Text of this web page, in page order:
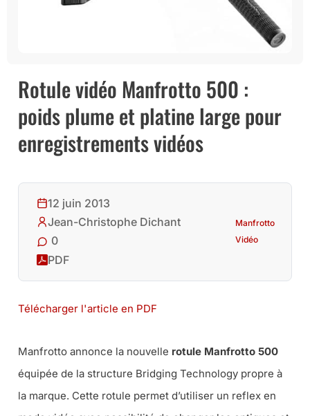
Rotule vidéo Manfrotto 500 :
poids plume et platine large pour
enregistrements vidéos
12 juin 2013
Jean-Christophe Dichant
0
PDF
Manfrotto
Vidéo
Télécharger l'article en PDF
Manfrotto annonce la nouvelle rotule Manfrotto 500
équipée de la structure Bridging Technology propre à
la marque. Cette rotule permet d’utiliser un reflex en